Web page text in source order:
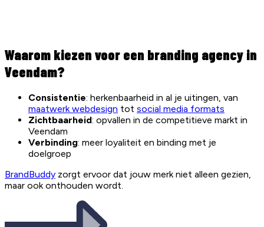
Waarom kiezen voor een branding agency in
Veendam?
Consistentie: herkenbaarheid in al je uitingen, van
maatwerk webdesign tot social media formats
Zichtbaarheid: opvallen in de competitieve markt in
Veendam
Verbinding: meer loyaliteit en binding met je
doelgroep
BrandBuddy zorgt ervoor dat jouw merk niet alleen gezien,
maar ook onthouden wordt.